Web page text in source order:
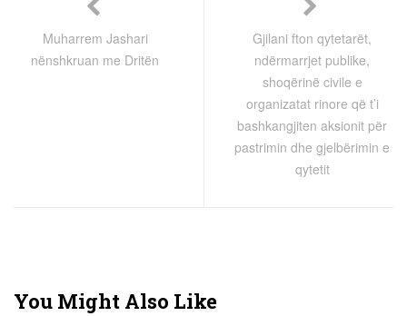
Muharrem Jashari
nënshkruan me Dritën
Gjilani fton qytetarët,
ndërmarrjet publike,
shoqërinë civile e
organizatat rinore që t’i
bashkangjiten aksionit për
pastrimin dhe gjelbërimin e
qytetit
You Might Also Like